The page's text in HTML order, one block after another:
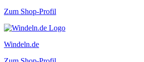
Zum Shop-Profil
Windeln.de